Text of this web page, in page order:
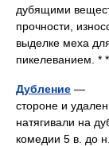
дубящими
прочности,
выделке меха
пикелеванием.
Дубление — Для
стороне и
натягивали на
комедии 5 в. до